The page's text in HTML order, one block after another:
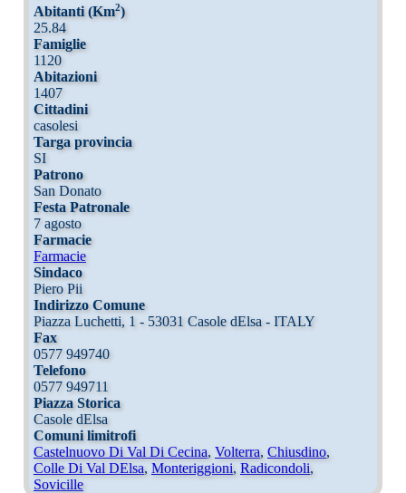
Abitanti (Km2)
25.84
Famiglie
1120
Abitazioni
1407
Cittadini
casolesi
Targa provincia
SI
Patrono
San Donato
Festa Patronale
7 agosto
Farmacie
Farmacie
Sindaco
Piero Pii
Indirizzo Comune
Piazza Luchetti, 1 - 53031 Casole dElsa - ITALY
Fax
0577 949740
Telefono
0577 949711
Piazza Storica
Casole dElsa
Comuni limitrofi
Castelnuovo Di Val Di Cecina, Volterra, Chiusdino,
Colle Di Val DElsa, Monteriggioni, Radicondoli,
Sovicille